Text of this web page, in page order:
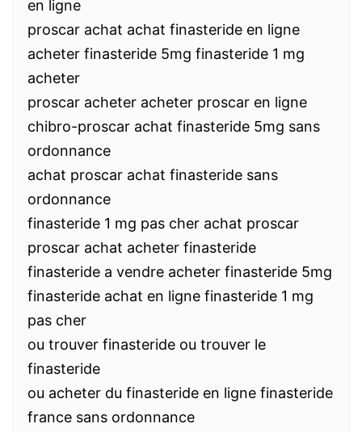
en ligne
proscar achat achat finasteride en ligne
acheter finasteride 5mg finasteride 1 mg
acheter
proscar acheter acheter proscar en ligne
chibro-proscar achat finasteride 5mg sans
ordonnance
achat proscar achat finasteride sans
ordonnance
finasteride 1 mg pas cher achat proscar
proscar achat acheter finasteride
finasteride a vendre acheter finasteride 5mg
finasteride achat en ligne finasteride 1 mg
pas cher
ou trouver finasteride ou trouver le
finasteride
ou acheter du finasteride en ligne finasteride
france sans ordonnance